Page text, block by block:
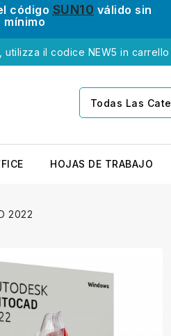
código SUN10 válido sin
mínimo
il codice NEW5 in carrello
Todas Las Categorías
HOJAS DE TRABAJO
2022